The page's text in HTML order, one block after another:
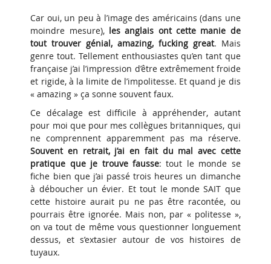
Car oui, un peu à l’image des américains (dans une
moindre mesure), les anglais ont cette manie de
tout trouver génial, amazing, fucking great. Mais
genre tout. Tellement enthousiastes qu’en tant que
française j’ai l’impression d’être extrêmement froide
et rigide, à la limite de l’impolitesse. Et quand je dis
« amazing » ça sonne souvent faux.
Ce décalage est difficile à appréhender, autant
pour moi que pour mes collègues britanniques, qui
ne comprennent apparemment pas ma réserve.
Souvent en retrait, j’ai en fait du mal avec cette
pratique que je trouve fausse: tout le monde se
fiche bien que j’ai passé trois heures un dimanche
à déboucher un évier. Et tout le monde SAIT que
cette histoire aurait pu ne pas être racontée, ou
pourrais être ignorée. Mais non, par « politesse »,
on va tout de même vous questionner longuement
dessus, et s’extasier autour de vos histoires de
tuyaux.